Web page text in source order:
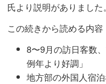
氏より説明がありました。
この続きから読める内容
8〜9月の訪日客数
例年より好調」
地方部の外国人宿